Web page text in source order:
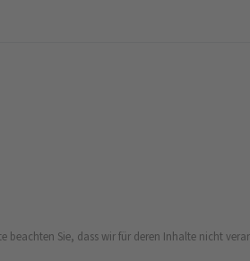
beachten Sie, dass wir für deren Inhalte nicht